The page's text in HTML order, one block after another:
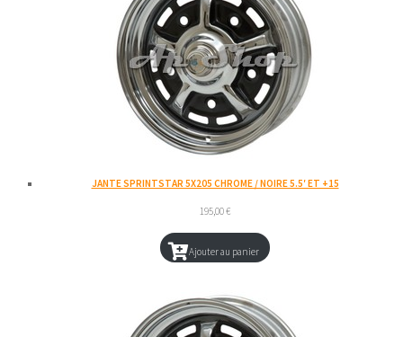
JANTE SPRINTSTAR 5X205 CHROME / NOIRE 5.5′ ET +15
195,00€
Ajouter au panier